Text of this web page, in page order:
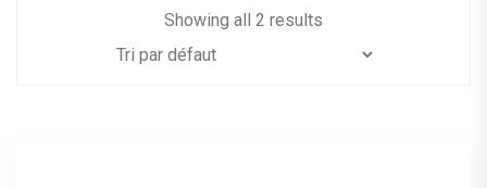
Showing all 2 results